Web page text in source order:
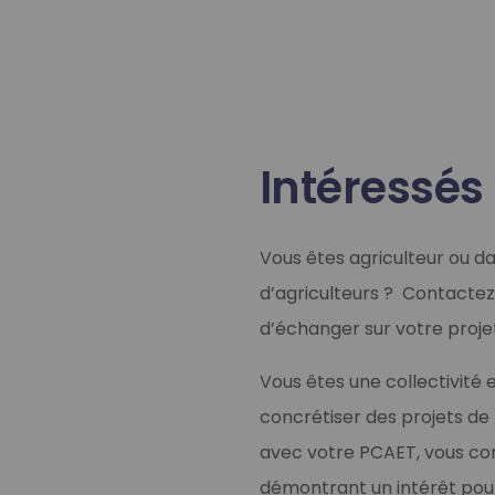
En savoir plus
En savoir plus
En savoir plus
Intéressés
Vous êtes agriculteur ou
d’agriculteurs ?
d’échanger sur votre
Vous êtes une collectivité
concrétiser des projets
avec votre PCAET, vous
démontrant un intérêt